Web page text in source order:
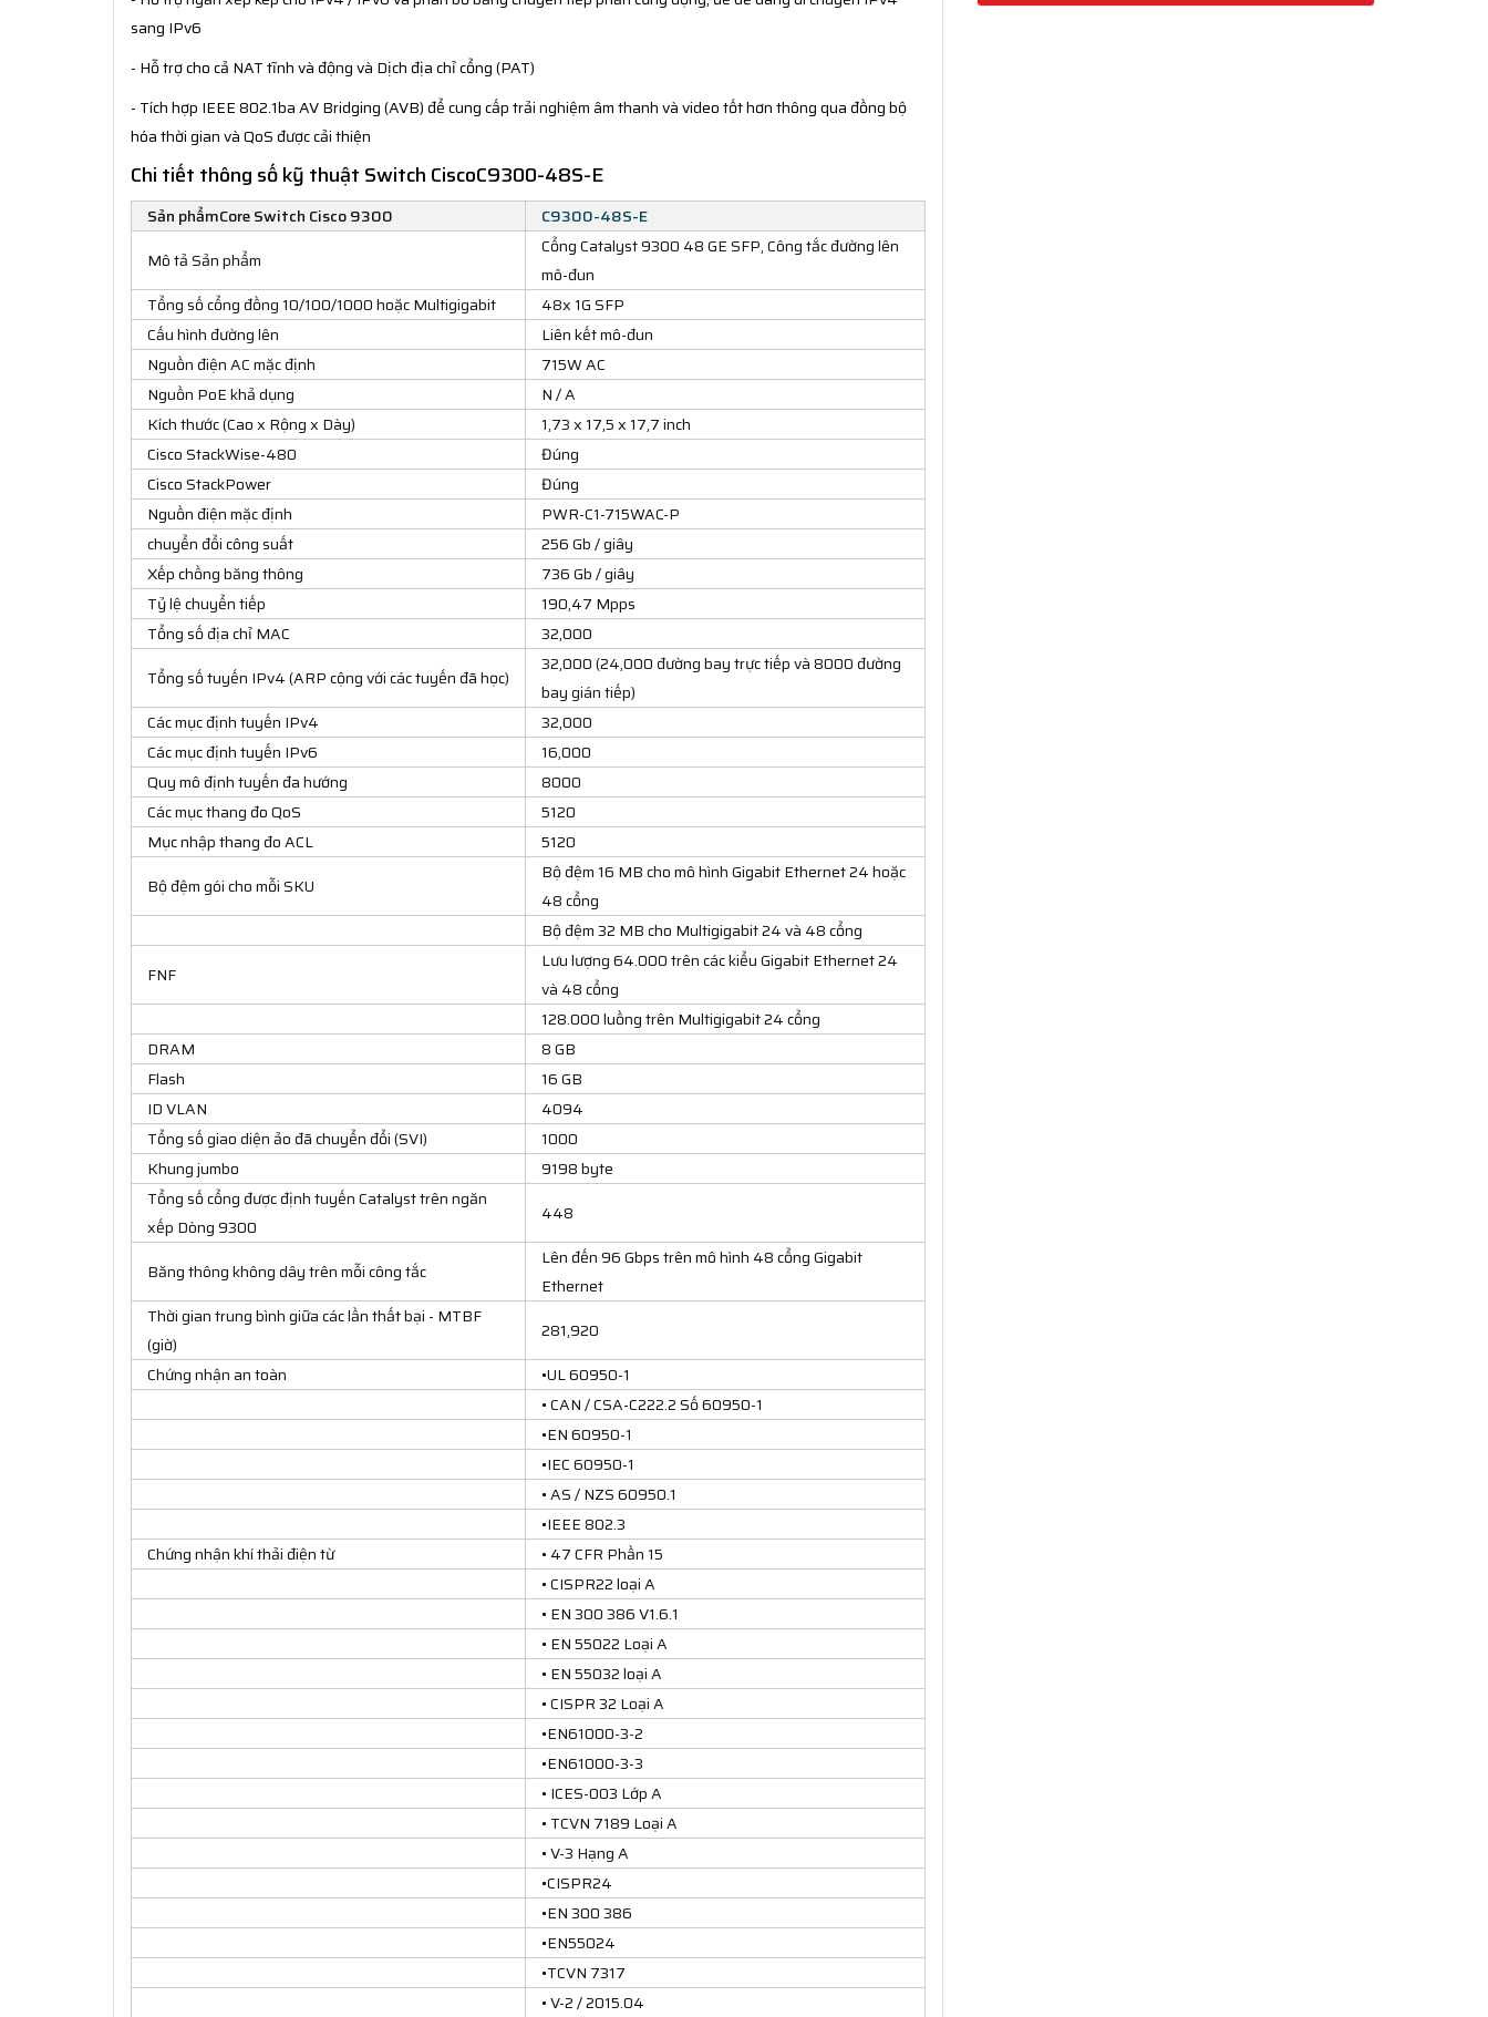
sang IPv6
- Hỗ trợ cho cả NAT tĩnh và động và Dịch địa chỉ cổng (PAT)
- Tích hợp IEEE 802.1ba AV Bridging (AVB) để cung cấp trải nghiệm âm thanh và video tốt hơn thông qua đồng bộ
hóa thời gian và QoS được cải thiện
Chi tiết thông số kỹ thuật Switch CiscoC9300-48S-E
Sản phẩmCore Switch Cisco 9300
C9300-48S-E
Mô tả Sản phẩm
Cổng Catalyst 9300 48 GE SFP, Công tắc đường lên
mô-đun
Tổng số cổng đồng 10/100/1000 hoặc Multigigabit
48x 1G SFP
Cấu hình đường lên
Liên kết mô-đun
Nguồn điện AC mặc định
715W AC
Nguồn PoE khả dụng
N / A
Kích thước (Cao x Rộng x Dày)
1,73 x 17,5 x 17,7 inch
Cisco StackWise-480
Đúng
Cisco StackPower
Đúng
Nguồn điện mặc định
PWR-C1-715WAC-P
chuyển đổi công suất
256 Gb / giây
Xếp chồng băng thông
736 Gb / giây
Tỷ lệ chuyển tiếp
190,47 Mpps
Tổng số địa chỉ MAC
32,000
Tổng số tuyến IPv4 (ARP cộng với các tuyến đã học)
32,000 (24,000 đường bay trực tiếp và 8000 đường
bay gián tiếp)
Các mục định tuyến IPv4
32,000
Các mục định tuyến IPv6
16,000
Quy mô định tuyến đa hướng
8000
Các mục thang đo QoS
5120
Mục nhập thang đo ACL
5120
Bộ đệm gói cho mỗi SKU
Bộ đệm 16 MB cho mô hình Gigabit Ethernet 24 hoặc
48 cổng
Bộ đệm 32 MB cho Multigigabit 24 và 48 cổng
FNF
Lưu lượng 64.000 trên các kiểu Gigabit Ethernet 24
và 48 cổng
128.000 luồng trên Multigigabit 24 cổng
DRAM
8 GB
Flash
16 GB
ID VLAN
4094
Tổng số giao diện ảo đã chuyển đổi (SVI)
1000
Khung jumbo
9198 byte
Tổng số cổng được định tuyến Catalyst trên ngăn
xếp Dòng 9300
448
Băng thông không dây trên mỗi công tắc
Lên đến 96 Gbps trên mô hình 48 cổng Gigabit
Ethernet
Thời gian trung bình giữa các lần thất bại - MTBF
(giờ)
281,920
Chứng nhận an toàn
•UL 60950-1
• CAN / CSA-C222.2 Số 60950-1
•EN 60950-1
•IEC 60950-1
• AS / NZS 60950.1
•IEEE 802.3
Chứng nhận khí thải điện từ
• 47 CFR Phần 15
• CISPR22 loại A
• EN 300 386 V1.6.1
• EN 55022 Loại A
• EN 55032 loại A
• CISPR 32 Loại A
•EN61000-3-2
•EN61000-3-3
• ICES-003 Lớp A
• TCVN 7189 Loại A
• V-3 Hạng A
•CISPR24
•EN 300 386
•EN55024
•TCVN 7317
• V-2 / 2015.04